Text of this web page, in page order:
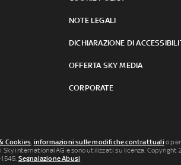
NOTE LEGALI
DICHIARAZIONE DI
OFFERTA SKY MEDIA
CORPORATE
Cookies, informazioni sulle modifiche contrattuali o
international AG e sono utilizzati su licenza. Copyright
Segnalazione Abusi